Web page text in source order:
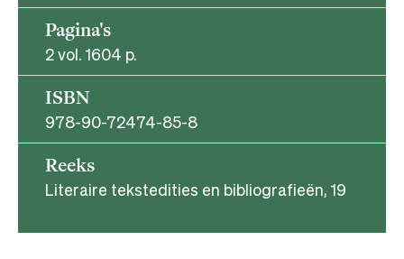
Pagina's
2 vol. 1604 p.
ISBN
978-90-72474-85-8
Reeks
Literaire tekstedities en bibliografieën, 19